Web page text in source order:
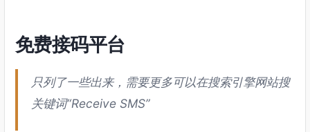
免费接码平台
只列了一些出来，需要更多可以在搜索引擎网站搜
关键词“Receive SMS”